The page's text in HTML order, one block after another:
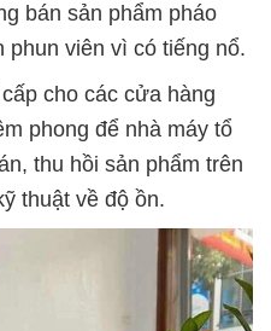
bán sản phẩm pháo
phun viên vì có tiếng nổ.
cho các cửa hàng
phong để nhà máy tổ
thu hồi sản phẩm trên
thuật về độ ồn.